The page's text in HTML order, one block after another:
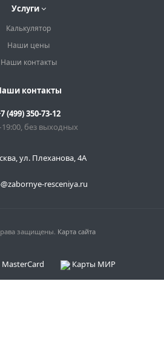
Услуги
Калькулятор
Наши цены
Наши контакты
контакты
(499) 350-73-12
без выходных
ул. Плеханова, 4А
resceniya.ru
защищены. Карта сайта
MasterCard Карты МИР